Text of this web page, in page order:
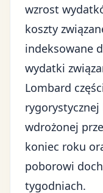
wzrost
koszty
indeksowane
wydatki
Lombard
wdrożonej
koniec roku
poborowi
tygodniach.